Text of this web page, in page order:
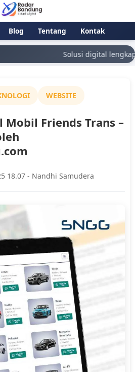
Blog Tentang Kontak
Solusi digital lengkap:
WEBSITE
Mobil Friends Trans –
18.07 - Nandhi Samudera